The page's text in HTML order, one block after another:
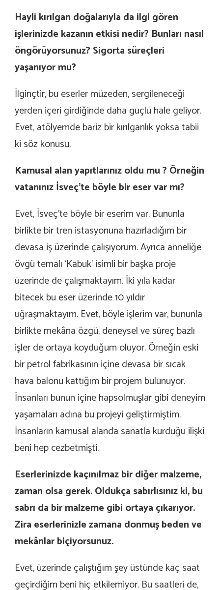
Hayli kırılgan doğalarıyla da ilgi gören
işlerinizde kazanın etkisi nedir? Bunları nasıl
öngörüyorsunuz? Sigorta süreçleri
yaşanıyor mu?
İlginçtir, bu eserler müzeden, sergileneceği
yerden içeri girdiğinde daha güçlü hale geliyor.
Evet, atölyemde bariz bir kırılganlık yoksa tabii
ki söz konusu.
Kamusal alan yapıtlarınız oldu mu ? Örneğin
vatanınız İsveç’te böyle bir eser var mı?
Evet, İsveç’te böyle bir eserim var. Bununla
birlikte bir tren istasyonuna hazırladığım bir
devasa iş üzerinde çalışıyorum. Ayrıca anneliğe
övgü temalı ‘Kabuk’ isimli bir başka proje
üzerinde de çalışmaktayım. İki yıla kadar
bitecek bu eser üzerinde 10 yıldır
uğraşmaktayım. Evet, böyle işlerim var, bununla
birlikte mekâna özgü, deneysel ve süreç bazlı
işler de ortaya koyduğum oluyor. Örneğin eski
bir petrol fabrikasının içine devasa bir sıcak
hava balonu kattığım bir projem bulunuyor.
İnsanları bunun içine hapsolmuşlar gibi deneyim
yaşamaları adına bu projeyi geliştirmiştim.
İnsanların kamusal alanda sanatla kurduğu ilişki
beni hep cezbetmişti.
Eserlerinizde kaçınılmaz bir diğer malzeme,
zaman olsa gerek. Oldukça sabırlısınız ki, bu
sabrı da bir malzeme gibi ortaya çıkarıyor.
Zira eserlerinizle zamana donmuş beden ve
mekânlar biçiyorsunuz.
Evet, üzerinde çalıştığım şey üstünde kaç saat
geçirdiğim beni hiç etkilemiyor. Bu saatleri de,